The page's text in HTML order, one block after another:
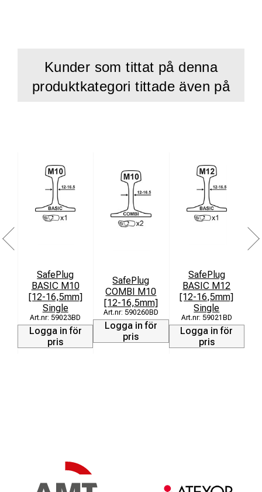
För borrning i räls upp till 1100 N
Optimalt vinklade Sandvikenskär
Borrdjup: 30 mm
Kunder som tittat på denna
produktkategori tittade även på
SafePlug
BASIC M10
[12-16,5mm]
Single
59023BD
Logga in för
pris
SafePlug
COMBI M10
[12-16,5mm]
590260BD
Logga in för
pris
SafePlug
BASIC M12
[12-16,5mm]
Single
59021BD
Logga in för
pris